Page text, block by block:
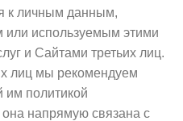
к личным данным,
используемым этими
и Сайтами третьих лиц.
лиц мы рекомендуем
им политикой
она напрямую связана с